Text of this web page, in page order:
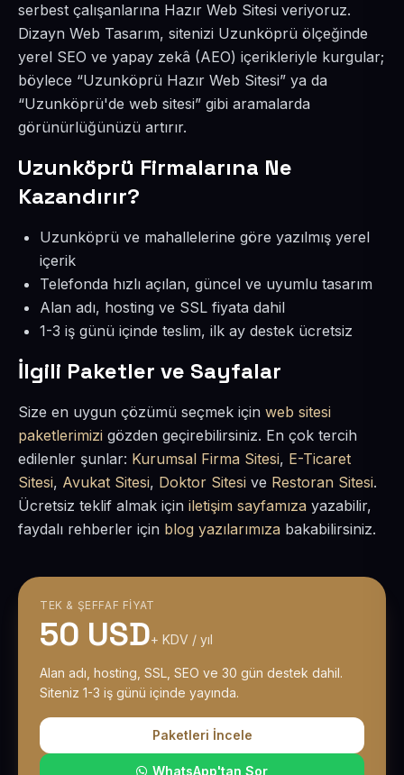
serbest çalışanlarına Hazır Web Sitesi veriyoruz.
Dizayn Web Tasarım, sitenizi Uzunköprü ölçeğinde
yerel SEO ve yapay zekâ (AEO) içerikleriyle kurgular;
böylece “Uzunköprü Hazır Web Sitesi” ya da
“Uzunköprü'de web sitesi” gibi aramalarda
görünürlüğünüzü artırır.
Uzunköprü Firmalarına Ne
Kazandırır?
Uzunköprü ve mahallelerine göre yazılmış yerel
içerik
Telefonda hızlı açılan, güncel ve uyumlu tasarım
Alan adı, hosting ve SSL fiyata dahil
1-3 iş günü içinde teslim, ilk ay destek ücretsiz
İlgili Paketler ve Sayfalar
Size en uygun çözümü seçmek için web sitesi
paketlerimizi gözden geçirebilirsiniz. En çok tercih
edilenler şunlar: Kurumsal Firma Sitesi, E-Ticaret
Sitesi, Avukat Sitesi, Doktor Sitesi ve Restoran Sitesi.
Ücretsiz teklif almak için iletişim sayfamıza yazabilir,
faydalı rehberler için blog yazılarımıza bakabilirsiniz.
TEK & ŞEFFAF FIYAT
50 USD+ KDV / yıl
Alan adı, hosting, SSL, SEO ve 30 gün destek dahil.
Siteniz 1-3 iş günü içinde yayında.
Paketleri İncele
WhatsApp'tan Sor